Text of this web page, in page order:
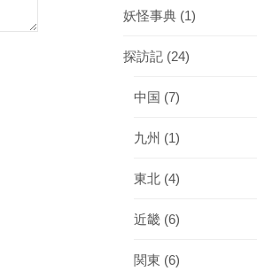
妖怪事典 (1)
探訪記 (24)
中国 (7)
九州 (1)
東北 (4)
近畿 (6)
関東 (6)